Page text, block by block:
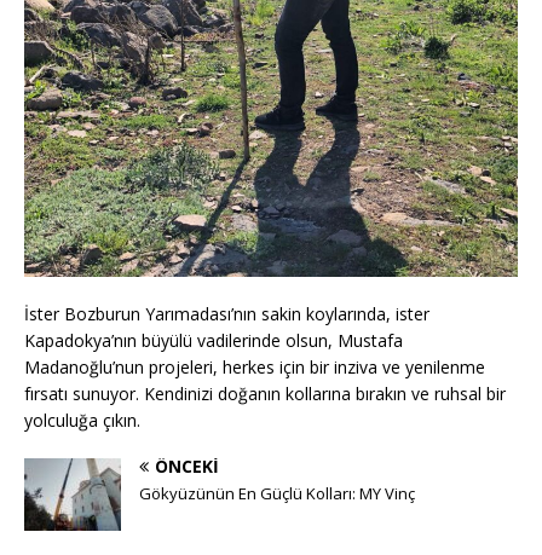
İster Bozburun Yarımadası’nın sakin koylarında, ister
Kapadokya’nın büyülü vadilerinde olsun, Mustafa
Madanoğlu’nun projeleri, herkes için bir inziva ve yenilenme
fırsatı sunuyor. Kendinizi doğanın kollarına bırakın ve ruhsal bir
yolculuğa çıkın.
ÖNCEKI
Gökyüzünün En Güçlü Kolları: MY Vinç